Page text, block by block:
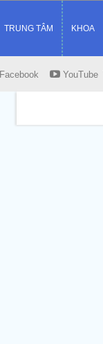
TRUNG TÂM KHOA
Facebook YouTube